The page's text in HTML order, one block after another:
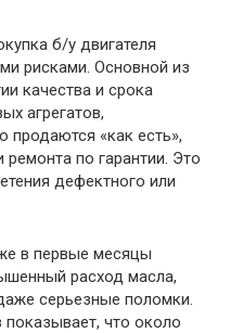
б/у двигателя
рисками. Основной из
качества и срока
агрегатов,
«как есть»,
по гарантии. Это
дефектного или
в первые месяцы
расход масла,
серьезные поломки.
показывает, что около